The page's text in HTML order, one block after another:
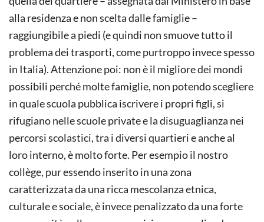
alla residenza e non scelta dalle famiglie –
raggiungibile a piedi (e quindi non smuove tutto il
problema dei trasporti, come purtroppo invece spesso
in Italia). Attenzione poi: non è il migliore dei mondi
possibili perché molte famiglie, non potendo scegliere
in quale scuola pubblica iscrivere i propri figli, si
rifugiano nelle scuole private e la disuguaglianza nei
percorsi scolastici, tra i diversi quartieri e anche al
loro interno, è molto forte. Per esempio il nostro
collège, pur essendo inserito in una zona
caratterizzata da una ricca mescolanza etnica,
culturale e sociale, è invece penalizzato da una forte